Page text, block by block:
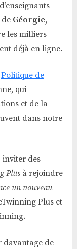
de Géorgie,
les milliers
déjà en ligne.
Politique de
qui
et de la
dans notre
inviter des
Plus à rejoindre
un nouveau
Plus et
de